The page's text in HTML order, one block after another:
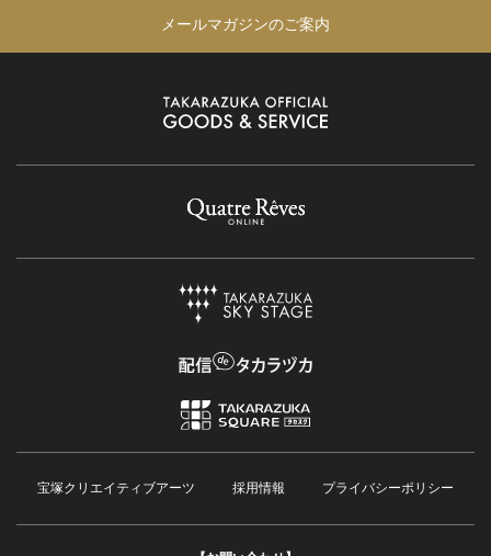
メールマガジンのご案内
宝塚クリエイティブアーツ 採用情報 プライバシーポリシー